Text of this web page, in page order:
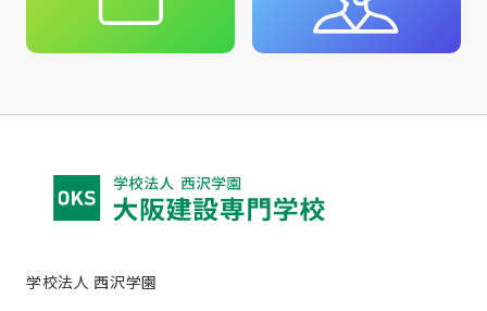
学校法人 西沢学園